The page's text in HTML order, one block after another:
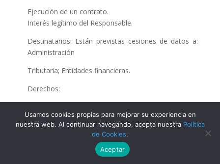
Ejecución de un contrato.
Interés legítimo del Responsable.
Destinatarios: Están previstas cesiones de datos a:
Administración
Tributaria; Entidades financieras.
Derechos:
datos, así
como otros derechos, indicados en la información
que puede ejercer dirigiéndose a
Usamos cookies propias para mejorar su experiencia en
nuestra web. Al continuar navegando, acepta nuestra Política
de Cookies.
Aceptar